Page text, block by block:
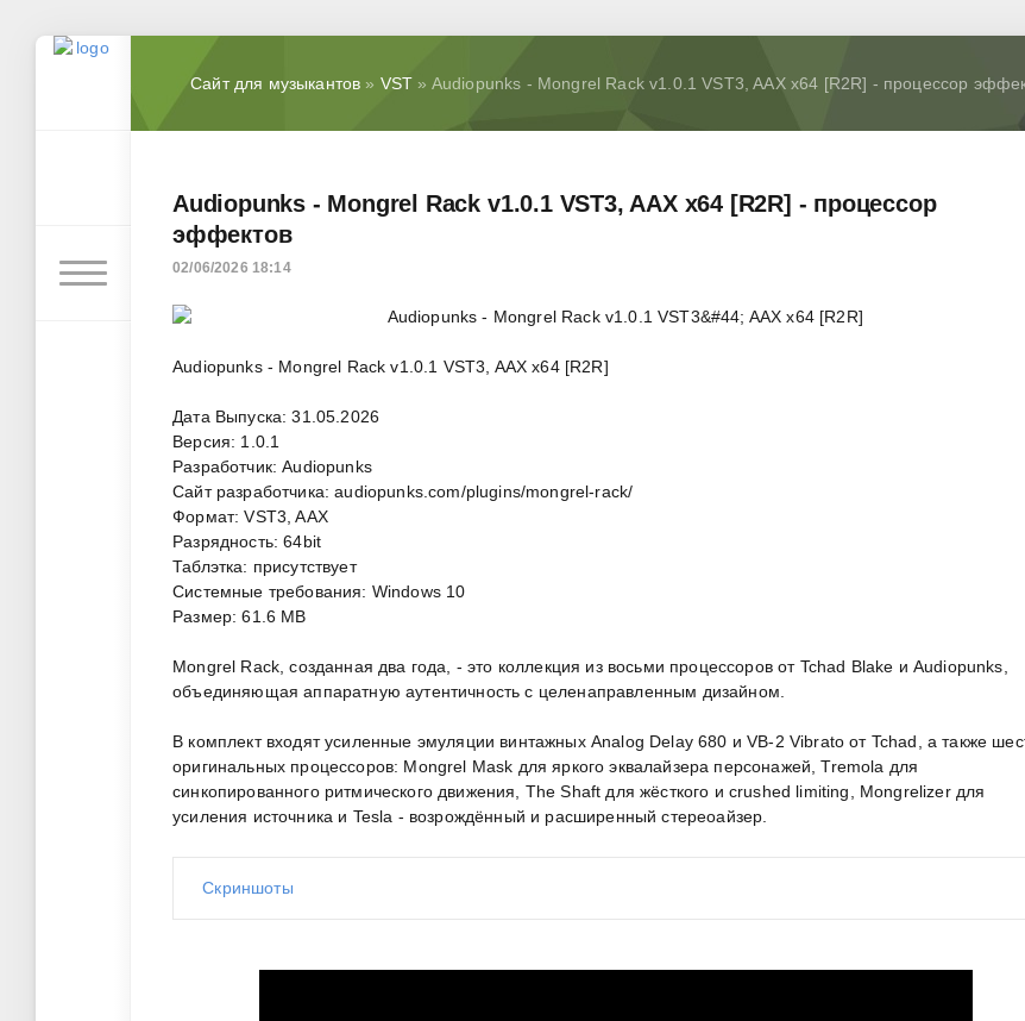
Сайт для музыкантов » VST » Audiopunks - Mongrel Rack v1.0.1 VST3, AAX x64 [R2R] - процессор
Audiopunks - Mongrel Rack v1.0.1 VST3, AAX x64 [R2R] - процессор
эффектов
02/06/2026 18:14
Audiopunks - Mongrel Rack v1.0.1 VST3, AAX x64 [R2R]
Дата Выпуска: 31.05.2026
Версия: 1.0.1
Разработчик: Audiopunks
Сайт разработчика: audiopunks.com/plugins/mongrel-rack/
Формат: VST3, AAX
Разрядность: 64bit
Таблэтка: присутствует
Системные требования: Windows 10
Размер: 61.6 MB
Mongrel Rack, созданная два года, - это коллекция из восьми процессоров от Tchad Blake и Audiopunks,
объединяющая аппаратную аутентичность с целенаправленным дизайном.
В комплект входят усиленные эмуляции винтажных Analog Delay 680 и VB-2 Vibrato от Tchad, а также
оригинальных процессоров: Mongrel Mask для яркого эквалайзера персонажей, Tremola для
синкопированного ритмического движения, The Shaft для жёсткого и crushed limiting, Mongrelizer для
усиления источника и Tesla - возрождённый и расширенный стереоайзер.
Скриншоты